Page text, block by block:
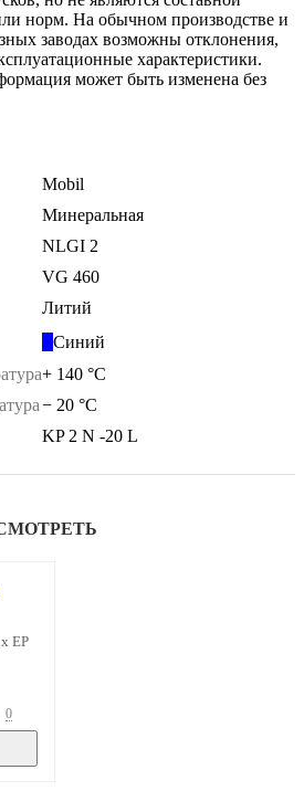
норм. На обычном производстве и
заводах возможны отклонения,
характеристики.
может быть изменена без
Mobil
Минеральная
NLGI 2
VG 460
Литий
Синий
+ 140 °C
− 20 °C
KP 2 N -20 L
EP
0